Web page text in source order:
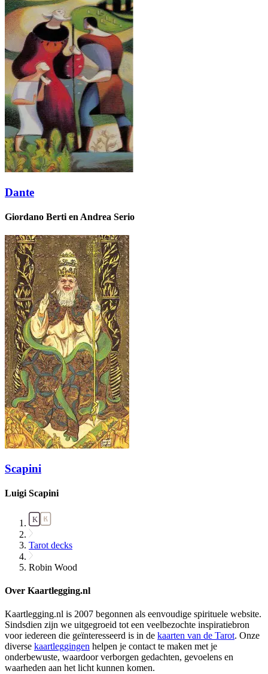
Dante
Giordano Berti en Andrea Serio
Scapini
Luigi Scapini
Tarot decks
Robin Wood
Over Kaartlegging.nl
Kaartlegging.nl is 2007 begonnen als eenvoudige spirituele website.
Sindsdien zijn we uitgegroeid tot een veelbezochte inspiratiebron
voor iedereen die geïnteresseerd is in de kaarten van de Tarot. Onze
diverse kaartleggingen helpen je contact te maken met je
onderbewuste, waardoor verborgen gedachten, gevoelens en
waarheden aan het licht kunnen komen.